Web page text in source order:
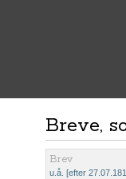
Breve,
Brev
u.å. [efter